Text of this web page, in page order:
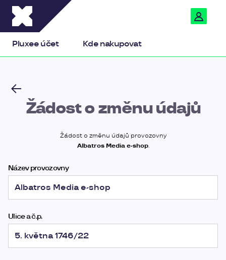
Pluxee účet Kde nakupovat
Žádost o změnu údajů
Žádost o změnu údajů provozovny
Albatros Media e-shop.
Název provozovny
Ulice a č.p.